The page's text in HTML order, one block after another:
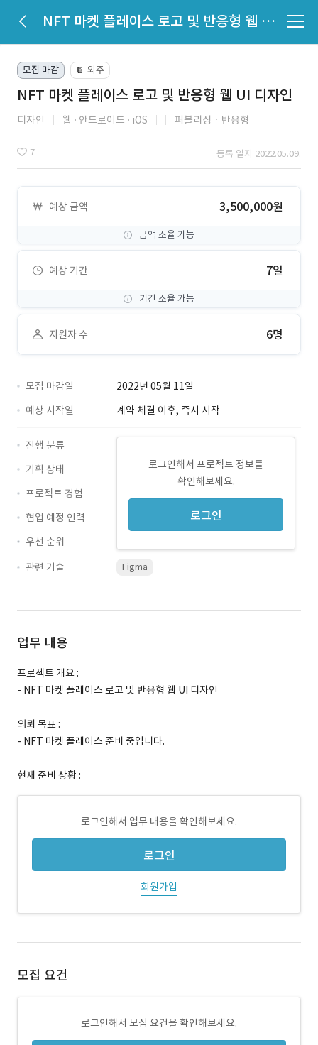
NFT 마켓 플레이스 로고 및 반응형 웹 UI 디자인
모집 마감 📔 외주
NFT 마켓 플레이스 로고 및 반응형 웹 UI 디자인
디자인 웹 안드로이드 iOS 퍼블리싱ㆍ반응형
7 등록 일자 2022.05.09.
예상 금액 3,500,000원
금액 조율 가능
예상 기간 7일
기간 조율 가능
지원자 수 6명
모집 마감일
2022년 05월 11일
예상 시작일
계약 체결 이후, 즉시 시작
로그인해서 프로젝트 정보를
확인해보세요.
로그인
진행 분류
기획 상태
프로젝트 경험
협업 예정 인력
우선 순위
관련 기술
Figma
업무 내용
프로젝트 개요 :
- NFT 마켓 플레이스 로고 및 반응형 웹 UI 디자인
의뢰 목표 :
- NFT 마켓 플레이스 준비 중입니다.
현재 준비 상황 :
로그인해서 업무 내용을 확인해보세요.
로그인
회원가입
모집 요건
로그인해서 모집 요건을 확인해보세요.